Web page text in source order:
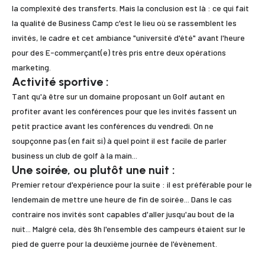
la complexité des transferts. Mais la conclusion est là : ce qui fait
la qualité de Business Camp c'est le lieu où se rassemblent les
invités, le cadre et cet ambiance "université d'été" avant l'heure
pour des E-commerçant(e) très pris entre deux opérations
marketing.
Activité sportive :
Tant qu'à être sur un domaine proposant un Golf autant en
profiter avant les conférences pour que les invités fassent un
petit practice avant les conférences du vendredi. On ne
soupçonne pas (en fait si) à quel point il est facile de parler
business un club de golf à la main...
Une soirée, ou plutôt une nuit :
Premier retour d'expérience pour la suite : il est préférable pour le
lendemain de mettre une heure de fin de soirée... Dans le cas
contraire nos invités sont capables d'aller jusqu'au bout de la
nuit... Malgré cela, dès 9h l'ensemble des campeurs étaient sur le
pied de guerre pour la deuxième journée de l'évènement.